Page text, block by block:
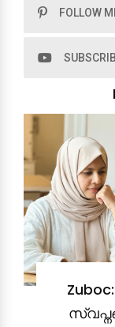
FOLLOW